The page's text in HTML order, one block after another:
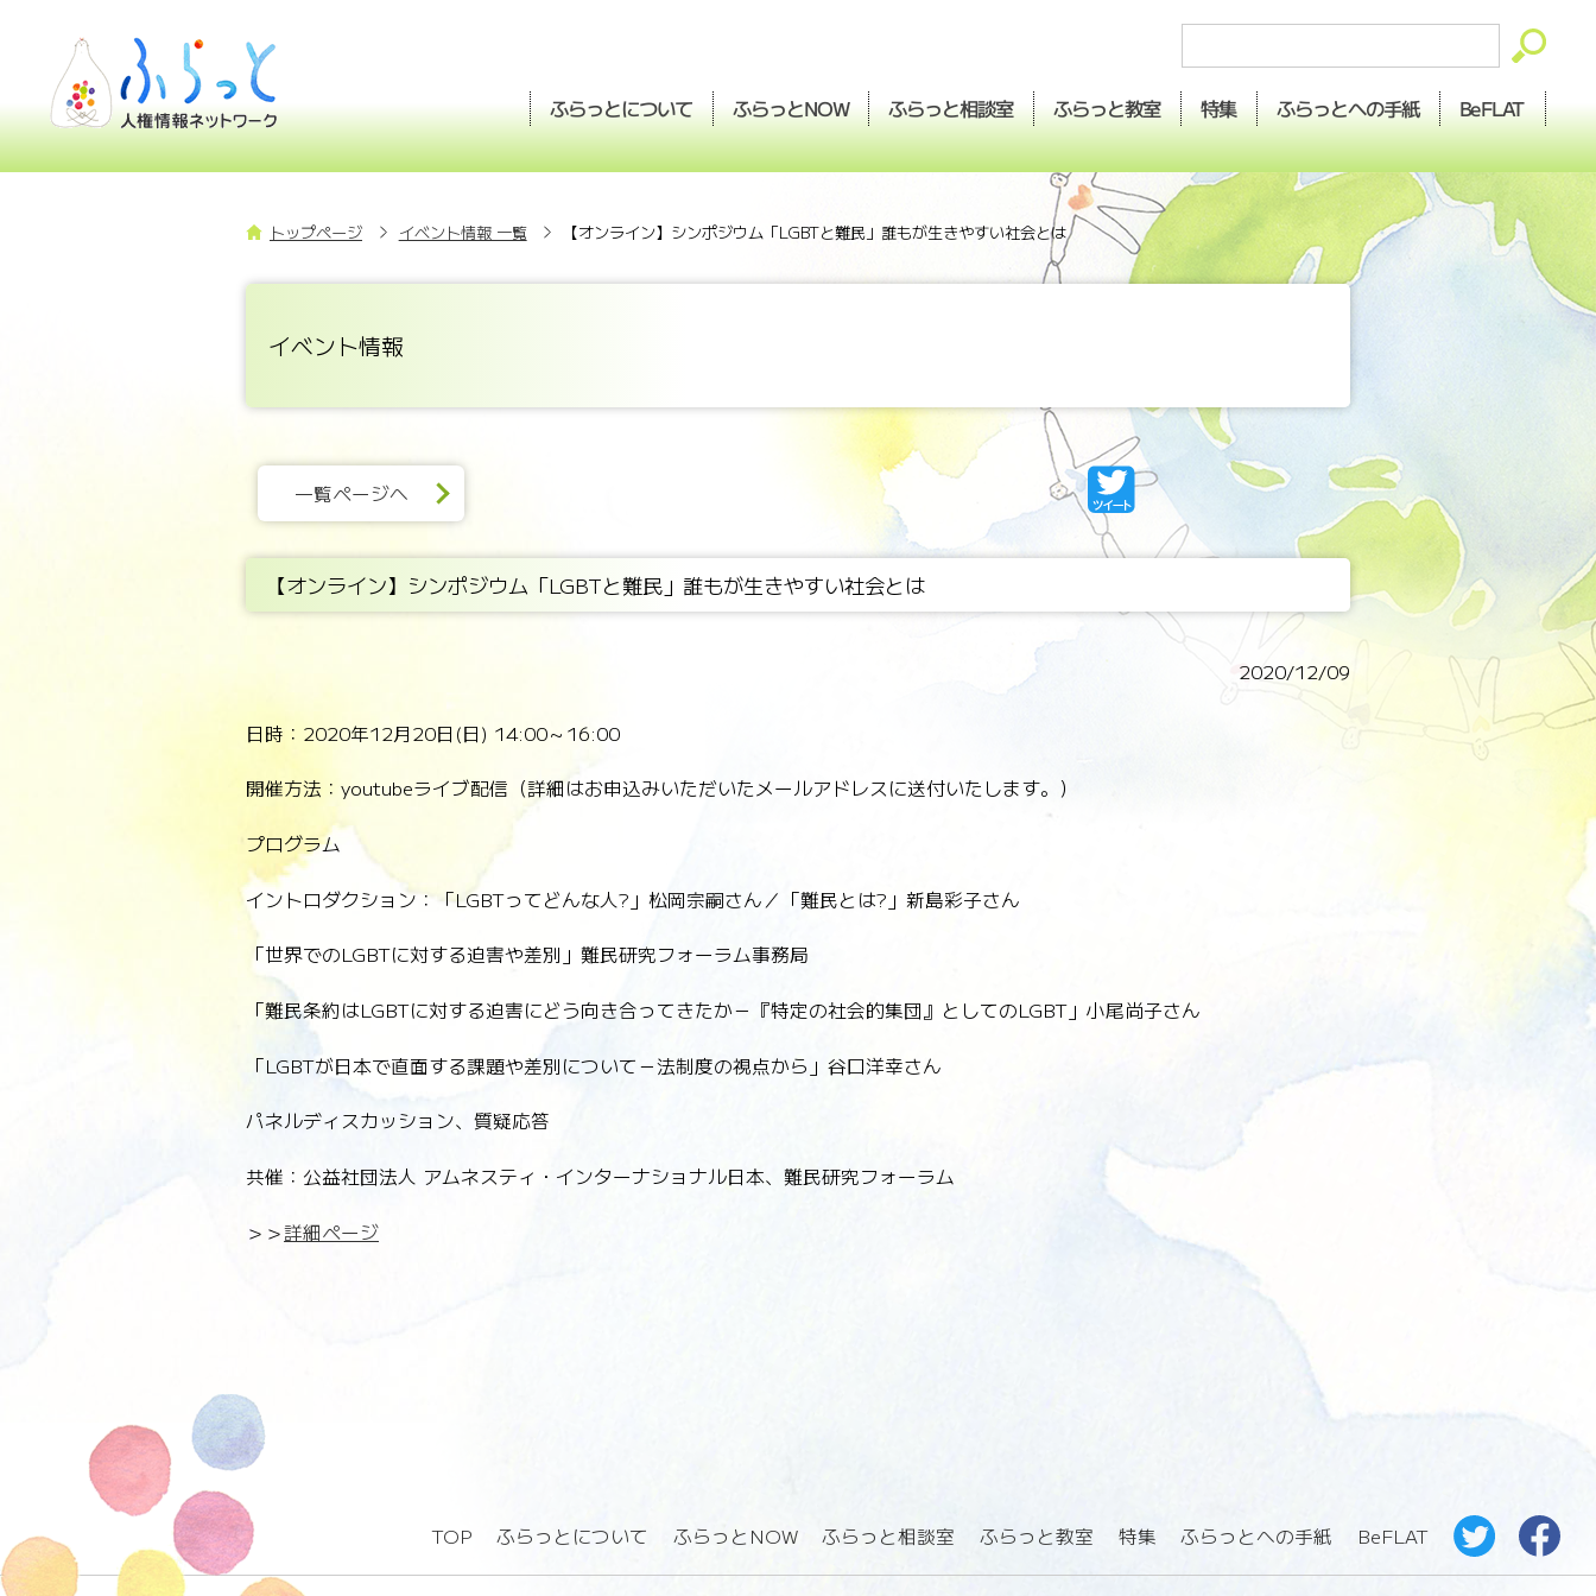
ふらっとについて ふらっとNOW ふらっと相談室 ふらっと教室 特集 ふらっとへの手紙 BeFLAT
トップページ イベント情報 一覧 【オンライン】シンポジウム「LGBTと難民」誰もが生きやすい社会とは
イベント情報
一覧ページへ
【オンライン】シンポジウム「LGBTと難民」誰もが生きやすい社会とは
2020/12/09
日時：2020年12月20日(日) 14:00～16:00
開催方法：youtubeライブ配信（詳細はお申込みいただいたメールアドレスに送付いたします。）
プログラム
イントロダクション：「LGBTってどんな人?」松岡宗嗣さん／「難民とは?」新島彩子さん
「世界でのLGBTに対する迫害や差別」難民研究フォーラム事務局
「難民条約はLGBTに対する迫害にどう向き合ってきたか－『特定の社会的集団』としてのLGBT」小尾尚子さん
「LGBTが日本で直面する課題や差別について－法制度の視点から」谷口洋幸さん
パネルディスカッション、質疑応答
共催：公益社団法人 アムネスティ・インターナショナル日本、難民研究フォーラム
＞＞詳細ページ
TOP ふらっとについて ふらっとNOW ふらっと相談室 ふらっと教室 特集 ふらっとへの手紙 BeFLAT